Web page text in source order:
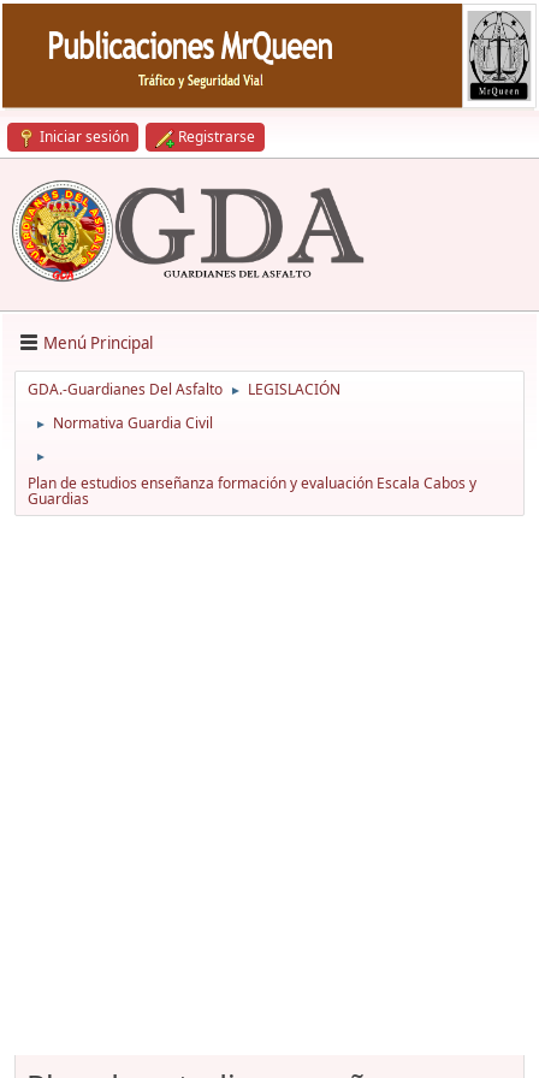
Iniciar sesión Registrarse
Menú Principal
GDA.-Guardianes Del Asfalto ► LEGISLACIÓN
► Normativa Guardia Civil
►
Plan de estudios enseñanza formación y evaluación Escala Cabos y
Guardias